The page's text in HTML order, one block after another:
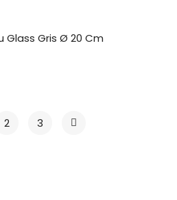
Glass Gris Ø 20 Cm
2 3